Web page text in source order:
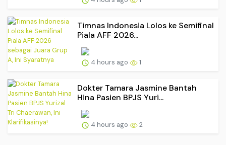
Timnas Indonesia Lolos ke Semifinal
Piala AFF 2026...
4 hours ago 1
Dokter Tamara Jasmine Bantah
Hina Pasien BPJS Yuri...
4 hours ago 2